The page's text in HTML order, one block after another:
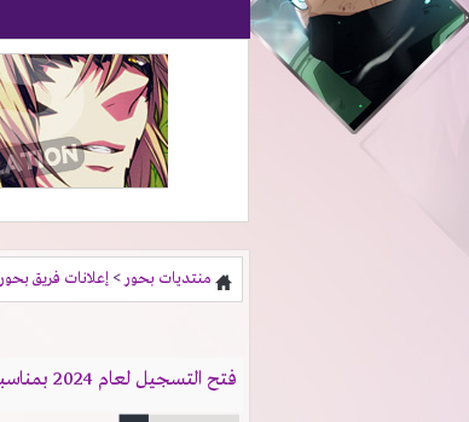
منتديات بحور > إعلانات فريق بحور
فتح التسجيل لعام 2024 بمناسبة الإنجاز الجديد